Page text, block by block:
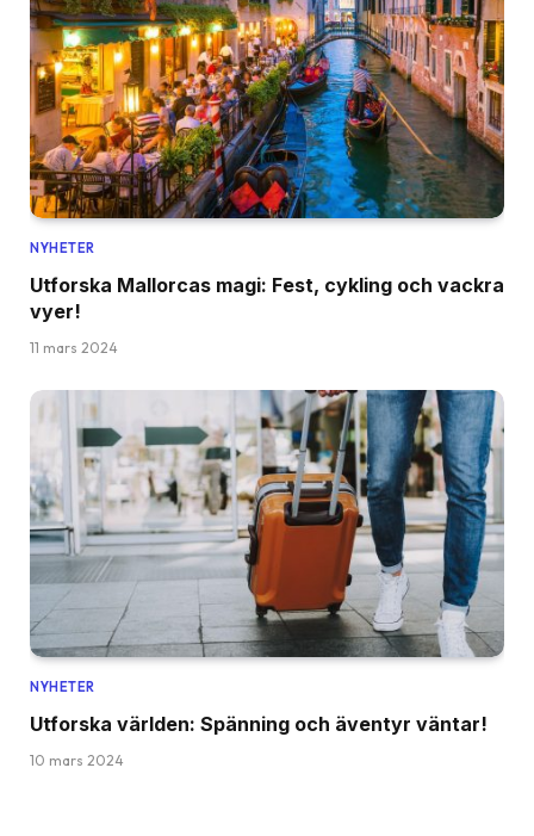
NYHETER
Utforska Mallorcas magi: Fest, cykling och vackra
vyer!
11 mars 2024
NYHETER
Utforska världen: Spänning och äventyr väntar!
10 mars 2024